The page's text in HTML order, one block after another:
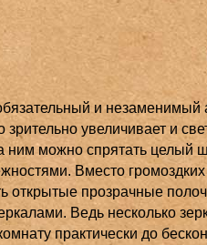
и незаменимый
увеличивает и
ним можно спрятать целый
Вместо
открытые прозрачные
Ведь несколько
практически до